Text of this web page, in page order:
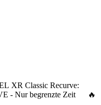
XR Classic Recurve:
- Nur begrenzte Zeit 🔥